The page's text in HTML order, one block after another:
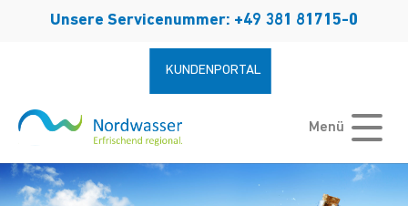
Unsere Servicenummer: +49 381 81715-0
KUNDENPORTAL
Menü